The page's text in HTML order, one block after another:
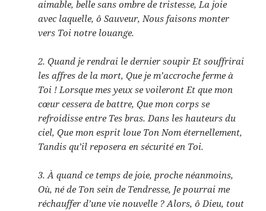
aimable, belle sans ombre de tristesse, La joie
avec laquelle, ô Sauveur, Nous faisons monter
vers Toi notre louange.
2. Quand je rendrai le dernier soupir Et souffrirai
les affres de la mort, Que je m’accroche ferme à
Toi ! Lorsque mes yeux se voileront Et que mon
cœur cessera de battre, Que mon corps se
refroidisse entre Tes bras. Dans les hauteurs du
ciel, Que mon esprit loue Ton Nom éternellement,
Tandis qu’il reposera en sécurité en Toi.
3. À quand ce temps de joie, proche néanmoins,
Où, né de Ton sein de Tendresse, Je pourrai me
réchauffer d’une vie nouvelle ? Alors, ô Dieu, tout